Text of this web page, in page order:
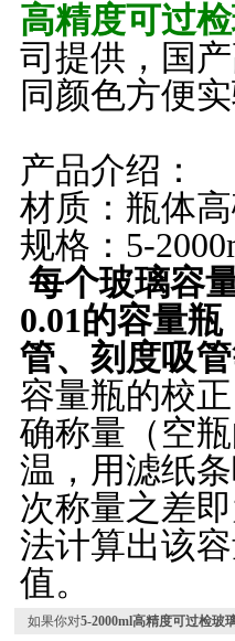
高精度可过
司提供，国
同颜色方便
产品介绍：
材质：瓶体
规格：5-
每个玻璃容
0.01的容量
管、刻度吸
容量瓶的校
确称量（空
温，用滤纸
次称量之差
法计算出该
值。
如果你对5-2000ml高精度可过检玻